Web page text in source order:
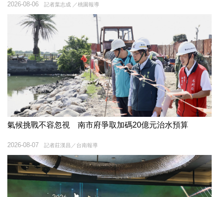
記者葉志成 ／桃園報導
2026-08-06
氣候挑戰不容忽視 南市府爭取加碼20億元治水預算
記者莊漢昌／台南報導
2026-08-07